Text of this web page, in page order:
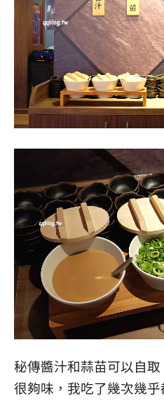
秘傳醬汁和蒜苗可以自
很夠味，我吃了幾次幾乎